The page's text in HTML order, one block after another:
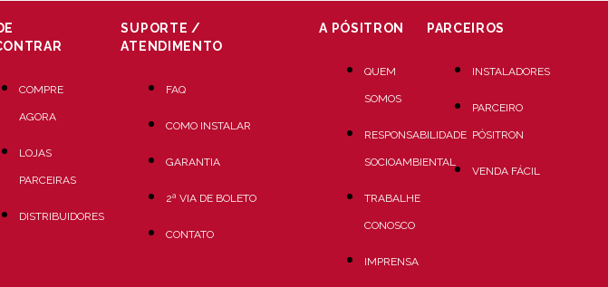
COMPRE
AGORA
LOJAS
PARCEIRAS
DISTRIBUIDORES
SUPORTE /
ATENDIMENTO
FAQ
COMO INSTALAR
GARANTIA
2ª VIA DE BOLETO
CONTATO
A PÓSITRON
QUEM
SOMOS
RESPONSABILIDADE
SOCIOAMBIENTAL
TRABALHE
CONOSCO
IMPRENSA
PARCEIROS
INSTALADORES
PARCEIRO
PÓSITRON
VENDA FÁCIL